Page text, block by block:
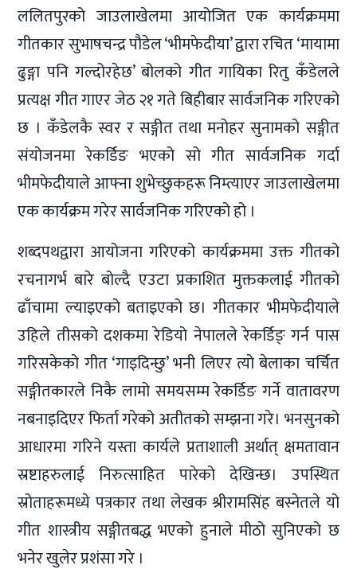
ललितपुरको जाउलाखेलमा आयोजित एक कार्यक्रममा
गीतकार सुभाषचन्द्र पौडेल ‘भीमफेदीया’ द्वारा रचित ‘मायामा
ढुङ्गा पनि गल्दोरहेछ’ बोलको गीत गायिका रितु कँडेलले
प्रत्यक्ष गीत गाएर जेठ २१ गते बिहीबार सार्वजनिक गरिएको
छ । कँडेलकै स्वर र सङ्गीत तथा मनोहर सुनामको सङ्गीत
संयोजनमा रेकर्डिङ भएको सो गीत सार्वजनिक गर्दा
भीमफेदीयाले आफ्ना शुभेच्छुकहरू निम्त्याएर जाउलाखेलमा
एक कार्यक्रम गरेर सार्वजनिक गरिएको हो ।
शब्दपथद्वारा आयोजना गरिएको कार्यक्रममा उक्त गीतको
रचनागर्भ बारे बोल्दै एउटा प्रकाशित मुक्तकलाई गीतको
ढाँचामा ल्याइएको बताइएको छ। गीतकार भीमफेदीयाले
उहिले तीसको दशकमा रेडियो नेपालले रेकर्डिङ् गर्न पास
गरिसकेको गीत ‘गाइदिन्छु’ भनी लिएर त्यो बेलाका चर्चित
सङ्गीतकारले निकै लामो समयसम्म रेकर्डिङ गर्ने वातावरण
नबनाइदिएर फिर्ता गरेको अतीतको सम्झना गरे। भनसुनको
आधारमा गरिने यस्ता कार्यले प्रताशाली अर्थात् क्षमतावान
स्रष्टाहरुलाई निरुत्साहित पारेको देखिन्छ। उपस्थित
स्रोताहरूमध्ये पत्रकार तथा लेखक श्रीरामसिंह बस्नेतले यो
गीत शास्त्रीय सङ्गीतबद्ध भएको हुनाले मीठो सुनिएको छ
भनेर खुलेर प्रशंसा गरे ।